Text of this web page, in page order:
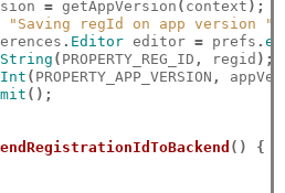
= getAppVersion ( context );
"Saving regId on app version "
. Editor editor = prefs .
( PROPERTY_REG_ID , regid );
( PROPERTY_APP_VERSION ,
();
() {